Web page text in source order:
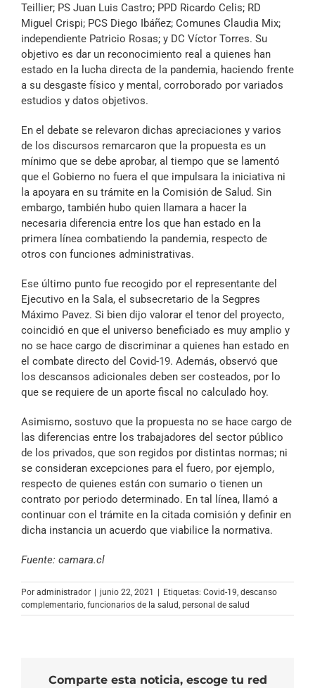
Teillier; PS Juan Luis Castro; PPD Ricardo Celis; RD
Miguel Crispi; PCS Diego Ibáñez; Comunes Claudia Mix;
independiente Patricio Rosas; y DC Víctor Torres. Su
objetivo es dar un reconocimiento real a quienes han
estado en la lucha directa de la pandemia, haciendo frente
a su desgaste físico y mental, corroborado por variados
estudios y datos objetivos.
En el debate se relevaron dichas apreciaciones y varios
de los discursos remarcaron que la propuesta es un
mínimo que se debe aprobar, al tiempo que se lamentó
que el Gobierno no fuera el que impulsara la iniciativa ni
la apoyara en su trámite en la Comisión de Salud. Sin
embargo, también hubo quien llamara a hacer la
necesaria diferencia entre los que han estado en la
primera línea combatiendo la pandemia, respecto de
otros con funciones administrativas.
Ese último punto fue recogido por el representante del
Ejecutivo en la Sala, el subsecretario de la Segpres
Máximo Pavez. Si bien dijo valorar el tenor del proyecto,
coincidió en que el universo beneficiado es muy amplio y
no se hace cargo de discriminar a quienes han estado en
el combate directo del Covid-19. Además, observó que
los descansos adicionales deben ser costeados, por lo
que se requiere de un aporte fiscal no calculado hoy.
Asimismo, sostuvo que la propuesta no se hace cargo de
las diferencias entre los trabajadores del sector público
de los privados, que son regidos por distintas normas; ni
se consideran excepciones para el fuero, por ejemplo,
respecto de quienes están con sumario o tienen un
contrato por periodo determinado. En tal línea, llamó a
continuar con el trámite en la citada comisión y definir en
dicha instancia un acuerdo que viabilice la normativa.
Fuente: camara.cl
Por administrador junio 22, 2021 Etiquetas: Covid-19, descanso
complementario, funcionarios de la salud, personal de salud
Comparte esta noticia, escoge tu red